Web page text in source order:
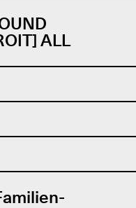
ALL